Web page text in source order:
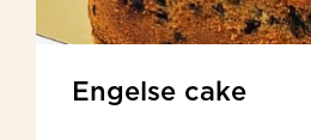
Engelse cake